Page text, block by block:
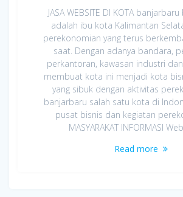
JASA WEBSITE DI KOTA
adalah ibu kota Kalimantan
perekonomian yang terus
saat. Dengan adanya bandara,
perkantoran, kawasan industri
membuat kota ini menjadi kota
yang sibuk dengan aktivitas
banjarbaru salah satu kota di
pusat bisnis dan kegiatan
MASYARAKAT INFORMASI
Read more